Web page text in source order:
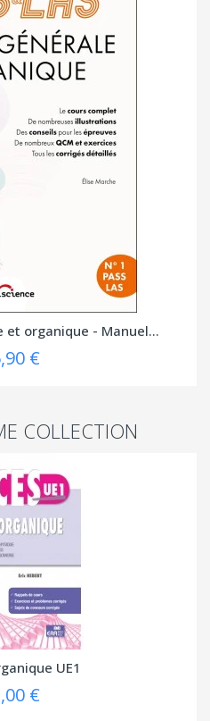
et organique - Manuel...
€
COLLECTION
UE1
€